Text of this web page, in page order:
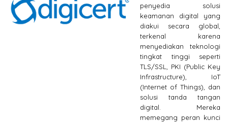
penyedia solusi
keamanan digital yang
diakui secara global,
terkenal karena
menyediakan teknologi
tingkat tinggi seperti
TLS/SSL, PKI (Public Key
Infrastructure), IoT
(Internet of Things), dan
solusi tanda tangan
digital. Mereka
memegang peran kunci